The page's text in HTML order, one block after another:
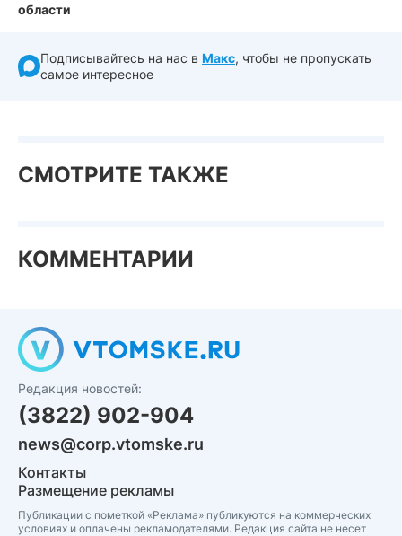
области
Подписывайтесь на нас в Макс, чтобы не пропускать
самое интересное
СМОТРИТЕ ТАКЖЕ
КОММЕНТАРИИ
Редакция новостей:
(3822) 902-904
news@corp.vtomske.ru
Контакты
Размещение рекламы
Публикации с пометкой «Реклама» публикуются на коммерческих
условиях и оплачены рекламодателями. Редакция сайта не несет